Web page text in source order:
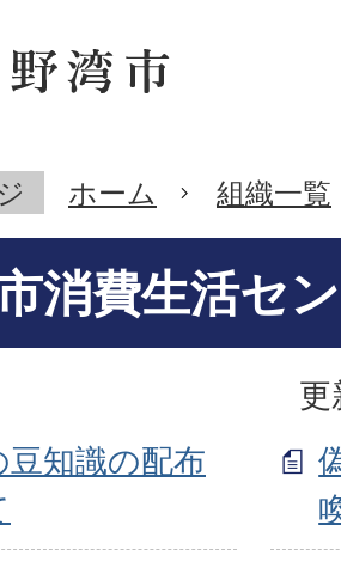
ホーム 組織一覧
消費生活セ
更
豆知識の配布